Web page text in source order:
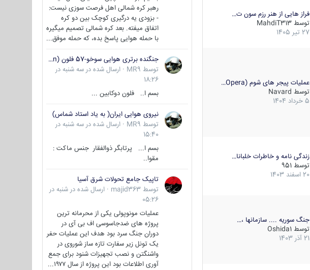
فراز هایی از هنر رزم سون ت…
توسط MahdiT313
27 تیر 1405
عملیات پیجر های شوم (Opera…
توسط Navard
5 خرداد 1404
زندگی نامه و خاطرات خلبانا…
توسط 951
20 اسفند 1403
جنگ سوریه .... سازمانها ،…
توسط Oshida1
21 آذر 1403
رهبر کره شمالی اهل فرصت سوزی نیست:
- بزودی یه درگیری کوچک بین دو کره
اتفاق میفته. بعد کره شمالی تصمیم میگیره
با حمله هوایی پاسخ بده، که حمله موفق...
جنگنده برتری هوایی سوخو-57 فلون (Su-57/Felon)
توسط MR9
· ارسال شده در سه شنبه در
18:26
بسم ا.. فلون دوکابین ...
نیروی هوایی ایران( به یاد استاد شماس)
توسط MR9
· ارسال شده در سه شنبه در
15:40
بسم ا... پرتابگر ذوالفقار جنس ماکت :
مقوا..
تاپیک جامع تحولات شرق آسیا
توسط majid363
· ارسال شده در شنبه در
05:26
عملیات مونوپولی یکی از محرمانه ترین
پروژه های ضدجاسوسی اف بی آی در
دوران جنگ سرد بود هدف این عملیات حفر
یک تونل زیر سفارت تازه ساز شوروی در
واشنگتن و نصب تجهیزات شنود برای جمع
آوری اطلاعات بود این پروژه از سال ۱۹۷۷...